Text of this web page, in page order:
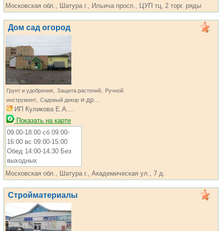
Московская обл., Шатура г., Ильича просп., ЦУП тц, 2 торг. ряды
Дом сад огород
Грунт и удобрения, Защита растений, Ручной
инструмент, Садовый декор и др...
ИП Куликова Е.А....
Показать на карте
09:00-18:00 сб 09:00-
16:00 вс 09:00-15:00
Обед 14:00-14:30 Без
выходных
Московская обл., Шатура г., Академическая ул., 7 д.
Стройматериалы